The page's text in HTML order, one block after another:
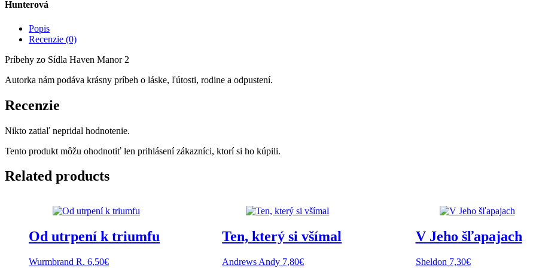
Hunterová
Popis
Recenzie (0)
Príbehy zo Sídla Haven Manor 2
Autorka nám podáva krásny príbeh o láske, ľútosti, rodine a odpustení.
Recenzie
Nikto zatiaľ nepridal hodnotenie.
Tento produkt môžu ohodnotiť len prihlásení zákazníci, ktorí si ho kúpili.
Related products
Od utrpení k triumfu
Wurmbrand R. 6,50€
Ten, který si všímal
Andrews Andy 7,80€
V Jeho šľapajach
Sheldon 7,30€